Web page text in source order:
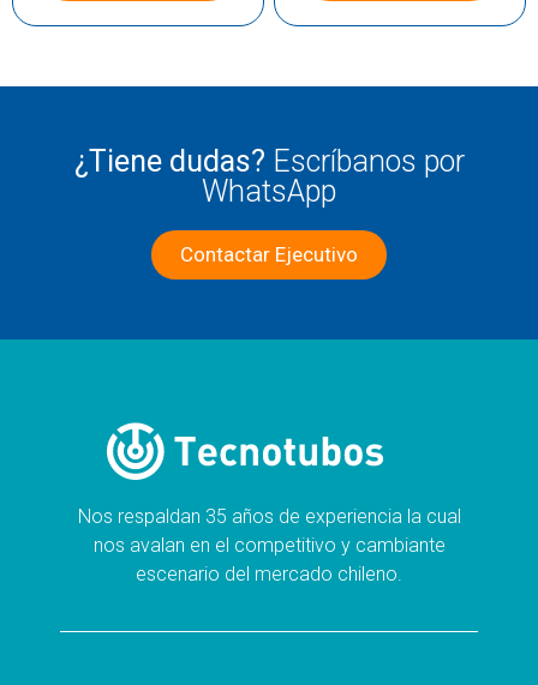
¿Tiene dudas? Escríbanos por
WhatsApp
Contactar Ejecutivo
Nos respaldan 35 años de experiencia la cual
nos avalan en el competitivo y cambiante
escenario del mercado chileno.